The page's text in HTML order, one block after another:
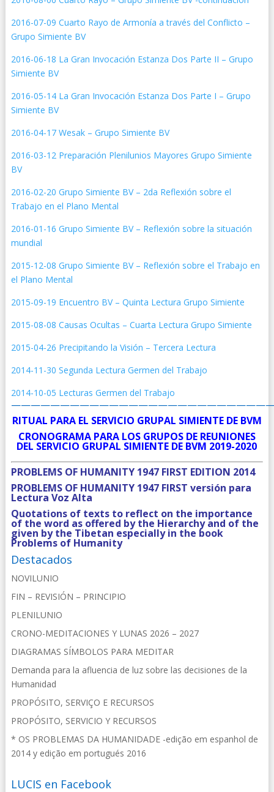
2016-07-09 Cuarto Rayo de Armonía a través del Conflicto –
Grupo Simiente BV
2016-06-18 La Gran Invocación Estanza Dos Parte II – Grupo
Simiente BV
2016-05-14 La Gran Invocación Estanza Dos Parte I – Grupo
Simiente BV
2016-04-17 Wesak – Grupo Simiente BV
2016-03-12 Preparación Plenilunios Mayores Grupo Simiente
BV
2016-02-20 Grupo Simiente BV – 2da Reflexión sobre el
Trabajo en el Plano Mental
2016-01-16 Grupo Simiente BV – Reflexión sobre la situación
mundial
2015-12-08 Grupo Simiente BV – Reflexión sobre el Trabajo en
el Plano Mental
2015-09-19 Encuentro BV – Quinta Lectura Grupo Simiente
2015-08-08 Causas Ocultas – Cuarta Lectura Grupo Simiente
2015-04-26 Precipitando la Visión – Tercera Lectura
2014-11-30 Segunda Lectura Germen del Trabajo
2014-10-05 Lecturas Germen del Trabajo
RITUAL PARA EL SERVICIO GRUPAL SIMIENTE DE BVM
CRONOGRAMA PARA LOS GRUPOS DE REUNIONES
DEL SERVICIO GRUPAL SIMIENTE DE BVM 2019-2020
PROBLEMS OF HUMANITY 1947 FIRST EDITION 2014
PROBLEMS OF HUMANITY 1947 FIRST versión para
Lectura Voz Alta
Quotations of texts to reflect on the importance
of the word as offered by the Hierarchy and of the
given by the Tibetan especially in the book
Problems of Humanity
Destacados
NOVILUNIO
FIN – REVISIÓN – PRINCIPIO
PLENILUNIO
CRONO-MEDITACIONES Y LUNAS 2026 – 2027
DIAGRAMAS SÍMBOLOS PARA MEDITAR
Demanda para la afluencia de luz sobre las decisiones de la
Humanidad
PROPÓSITO, SERVIÇO E RECURSOS
PROPÓSITO, SERVICIO Y RECURSOS
* OS PROBLEMAS DA HUMANIDADE -edição em espanhol de
2014 y edição em portugués 2016
LUCIS en Facebook